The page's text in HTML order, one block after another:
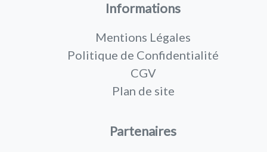
Informations
Mentions Légales
Politique de Confidentialité
CGV
Plan de site
Partenaires